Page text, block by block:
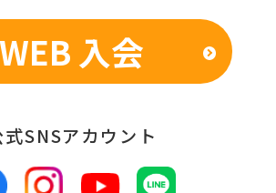
fully
understand
this
using
the
WEB 入会
式SNSアカウント